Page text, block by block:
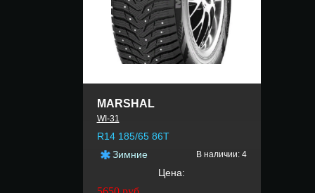
MARSHAL
WI-31
R14 185/65 86T
Зимние
В наличии: 4
Цена: